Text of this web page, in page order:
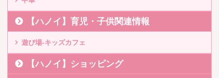
【ハノイ】育児・子供関連情報
遊び場-キッズカフェ
【ハノイ】ショッピング